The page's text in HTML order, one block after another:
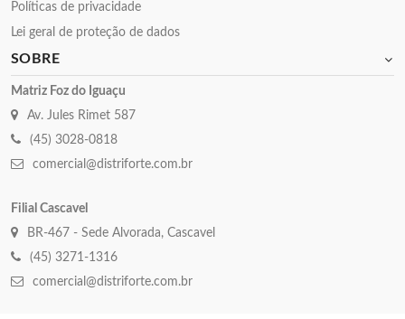
Políticas de privacidade
Lei geral de proteção de dados
SOBRE
Matriz Foz do Iguaçu
Av. Jules Rimet 587
(45) 3028-0818
comercial@distriforte.com.br
Filial Cascavel
BR-467 - Sede Alvorada, Cascavel
(45) 3271-1316
comercial@distriforte.com.br